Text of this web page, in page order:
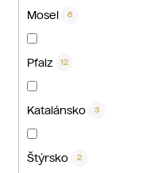
Mosel 6
Pfalz 12
Katalánsko 3
Štýrsko 2